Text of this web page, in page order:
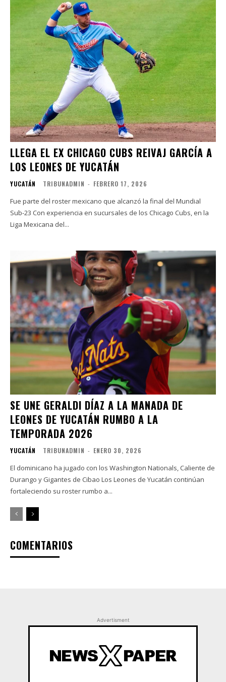
LLEGA EL EX CHICAGO CUBS REIVAJ GARCÍA A
LOS LEONES DE YUCATÁN
YUCATÁN TRIBUNADMIN - FEBRERO 17, 2026
Fue parte del roster mexicano que alcanzó la final del Mundial
Sub-23 Con experiencia en sucursales de los Chicago Cubs, en la
Liga Mexicana del...
SE UNE GERALDI DÍAZ A LA MANADA DE
LEONES DE YUCATÁN RUMBO A LA
TEMPORADA 2026
YUCATÁN TRIBUNADMIN - ENERO 30, 2026
El dominicano ha jugado con los Washington Nationals, Caliente de
Durango y Gigantes de Cibao Los Leones de Yucatán continúan
fortaleciendo su roster rumbo a...
COMENTARIOS
Advertisment